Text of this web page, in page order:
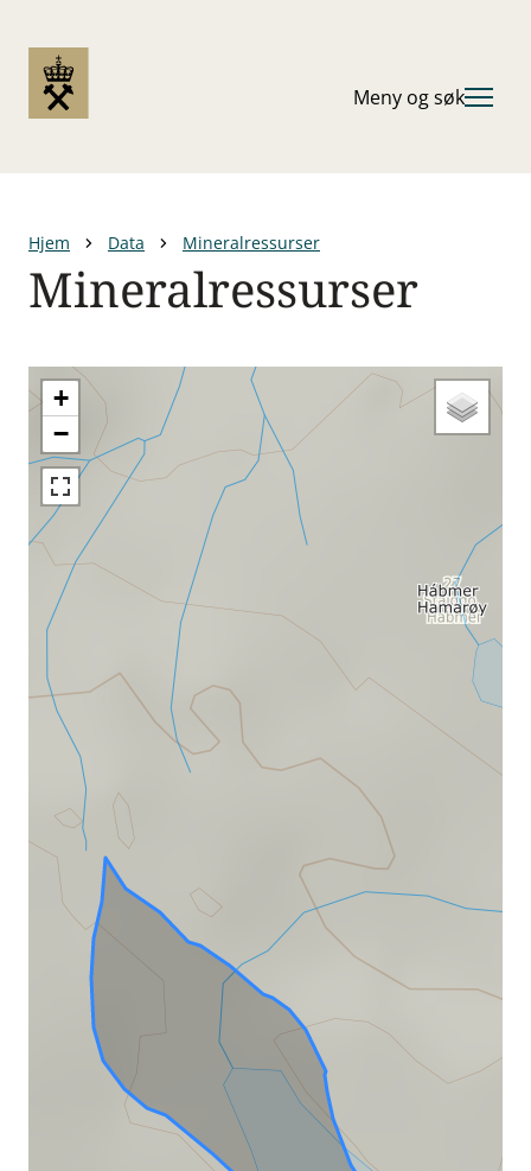
hovedinnhold
Meny og søk
Navigasjonssti
Hjem Data Mineralressurser
Mineralressurser
+
−